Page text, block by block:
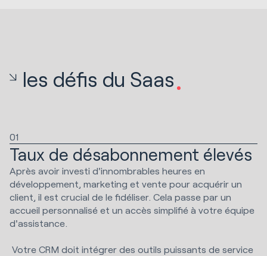
les défis du Saas
01
Taux de désabonnement élevés
Après avoir investi d'innombrables heures en
développement, marketing et vente pour acquérir un
client, il est crucial de le fidéliser. Cela passe par un
accueil personnalisé et un accès simplifié à votre équipe
d'assistance.
Votre CRM doit intégrer des outils puissants de service